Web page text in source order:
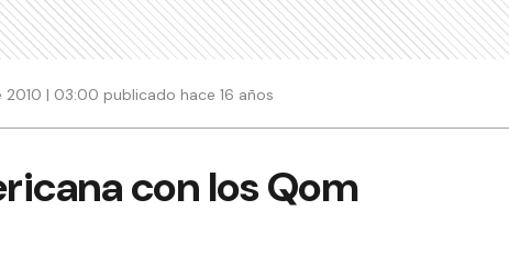
| 03:00 publicado hace 16 años
con los Qom